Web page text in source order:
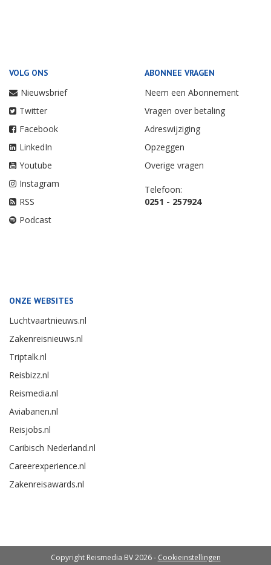
VOLG ONS
Nieuwsbrief
Twitter
Facebook
LinkedIn
Youtube
Instagram
RSS
Podcast
ABONNEE VRAGEN
Neem een Abonnement
Vragen over betaling
Adreswijziging
Opzeggen
Overige vragen
Telefoon:
0251 - 257924
ONZE WEBSITES
Luchtvaartnieuws.nl
Zakenreisnieuws.nl
Triptalk.nl
Reisbizz.nl
Reismedia.nl
Aviabanen.nl
Reisjobs.nl
Caribisch Nederland.nl
Careerexperience.nl
Zakenreisawards.nl
Copyright Reismedia BV 2026 - Cookieinstellingen